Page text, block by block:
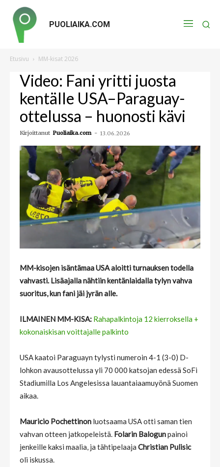
PUOLIAIKA.COM
Etusivu MM-kisat 2026
Video: Fani yritti juosta
kentälle USA–Paraguay-
ottelussa – huonosti kävi
Kirjoittanut Puoliaika.com - 13.06.2026
MM-kisojen isäntämaa USA aloitti turnauksen todella
vahvasti. Lisäajalla nähtiin kentänlaidalla tylyn vahva
suoritus, kun fani jäi jyrän alle.
ILMAINEN MM-KISA: Rahapalkintoja 12 kierroksella +
kokonaiskisan voittajalle palkinto
USA kaatoi Paraguayn tylysti numeroin 4-1 (3-0) D-
lohkon avausottelussa yli 70 000 katsojan edessä SoFi
Stadiumilla Los Angelesissa lauantaiaamuyönä Suomen
aikaa.
Mauricio Pochettinon luotsaama USA otti saman tien
vahvan otteen jatkopeleistä. Folarin Balogunpainoi
jenkeille kaksi maalia, ja tähtipelaaja Christian Pulisic
oli iskussa.